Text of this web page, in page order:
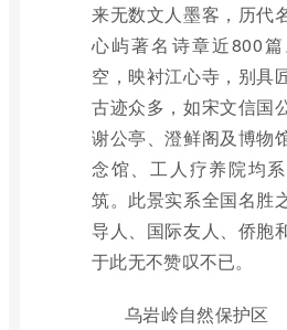
来无数文人墨客，历代
心屿著名诗章近800
空，映衬江心寺，别具
古迹众多，如宋文信国
谢公亭、澄鲜阁及博物
念馆、工人疗养院均
筑。此景实系全国名胜
导人、国际友人、侨胞
于此无不赞叹不已。
乌岩岭自然保护区